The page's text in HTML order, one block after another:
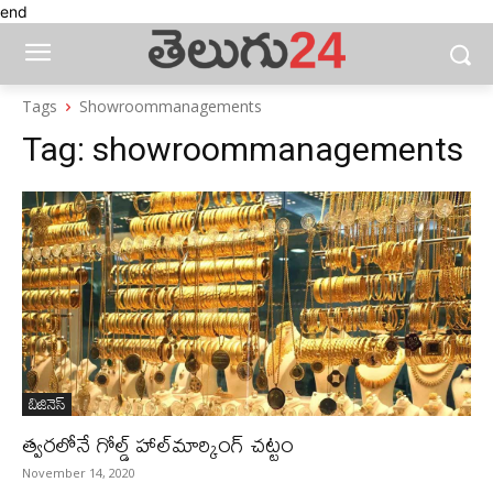
end
Tags Showroommanagements
Tag: showroommanagements
బిజినెస్‌
త్వరలోనే గోల్డ్‌ హాల్‌మార్కింగ్ చట్టం
November 14, 2020